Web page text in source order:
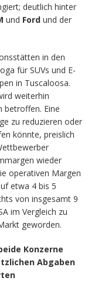
deutlich hinter
und Ford und der
in den
für SUVs und E-
in Tuscaloosa.
weiterhin
betroffen. Eine
zu reduzieren oder
könnte, preislich
wieder
operativen Margen
etwa 4 bis 5
von insgesamt 9
im Vergleich zu
geworden.
Konzerne
Abgaben